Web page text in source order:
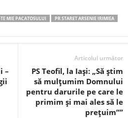
MIE PACATOSULUI
PR STARET ARSENIE IRIMIEA
–
Articolul următor
PS Teofil, la Iași: „Să știm
să mulțumim Domnului
pentru darurile pe care le
primim și mai ales să le
prețuim””